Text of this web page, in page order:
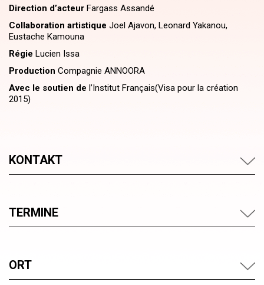
Direction d’acteur Fargass Assandé
Collaboration artistique Joel Ajavon, Leonard Yakanou,
Eustache Kamouna
Régie Lucien Issa
Production Compagnie ANNOORA
Avec le soutien de l’Institut Français(Visa pour la création
2015)
KONTAKT
TERMINE
ORT